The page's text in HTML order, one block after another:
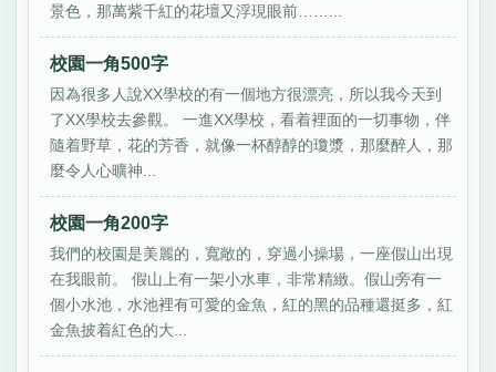
景色，那萬紫千紅的花壇又浮現眼前……...
校園一角500字
因為很多人說XX學校的有一個地方很漂亮，所以我今天到
了XX學校去參觀。 一進XX學校，看着裡面的一切事物，伴
隨着野草，花的芳香，就像一杯醇醇的瓊漿，那麼醉人，那
麼令人心曠神...
校園一角200字
我們的校園是美麗的，寬敞的，穿過小操場，一座假山出現
在我眼前。 假山上有一架小水車，非常精緻。假山旁有一
個小水池，水池裡有可愛的金魚，紅的黑的品種還挺多，紅
金魚披着紅色的大...